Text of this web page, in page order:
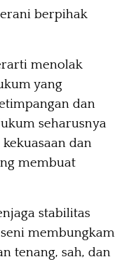
berpihak
menolak
yang
dan
seharusnya
dan
membuat
stabilitas
membungkam
tenang, sah, dan